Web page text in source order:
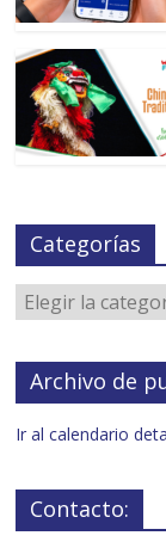
Categorías
Archivo de
Ir al calendario
Contacto: